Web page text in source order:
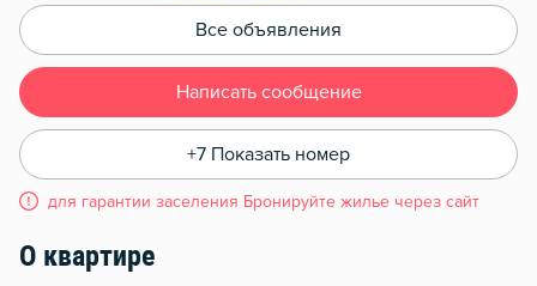
Все объявления
Написать сообщение
+7 Показать номер
для гарантии заселения Бронируйте жилье через сайт
О квартире